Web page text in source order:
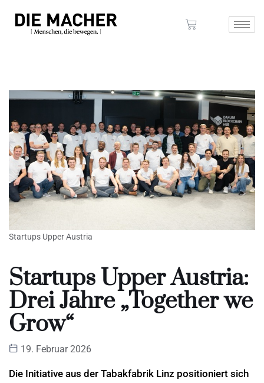
Startups Upper Austria
Startups Upper Austria:
Drei Jahre „Together we
Grow“
19. Februar 2026
Die Initiative aus der Tabakfabrik Linz positioniert sich